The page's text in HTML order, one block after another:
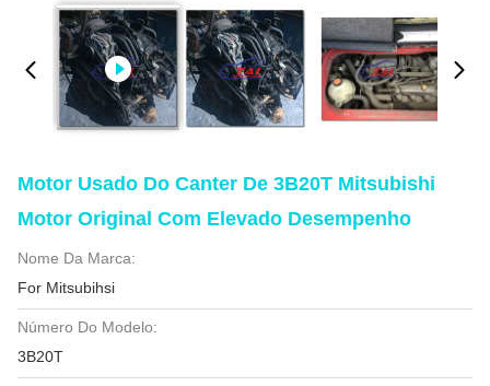
Motor Usado Do Canter De 3B20T Mitsubishi
Motor Original Com Elevado Desempenho
Nome Da Marca:
For Mitsubihsi
Número Do Modelo:
3B20T